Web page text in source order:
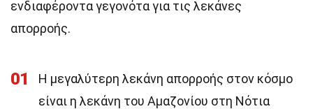
ενδιαφέροντα γεγονότα για τις λεκάνες
απορροής.
01
Η μεγαλύτερη λεκάνη απορροής στον κόσμο
είναι η λεκάνη του Αμαζονίου στη Νότια